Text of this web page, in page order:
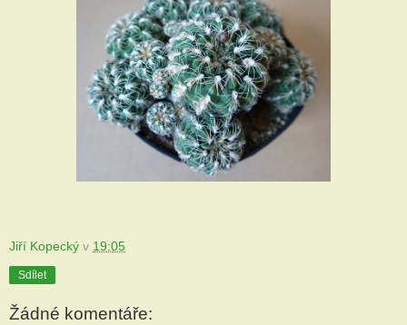
Jiří Kopecký v 19:05
Sdílet
Žádné komentáře: